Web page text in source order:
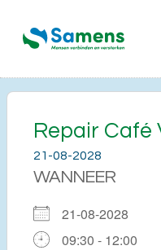
Repair Café
21-08-2028
WANNEER
21-08-2028
09:30 - 12:00